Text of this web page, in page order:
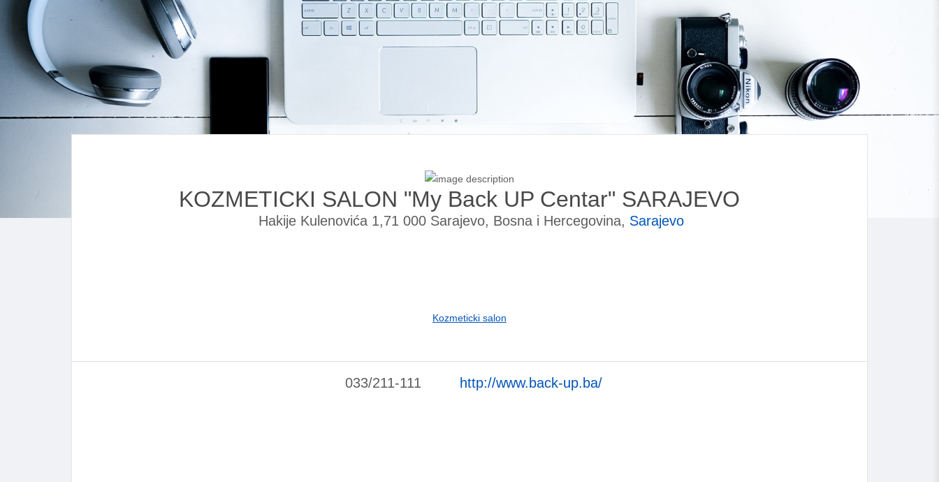
KOZMETICKI SALON "My Back UP Centar" SARAJEVO
Hakije Kulenovića 1,71 000 Sarajevo, Bosna i Hercegovina, Sarajevo
Kozmeticki salon
033/211-111 http://www.back-up.ba/